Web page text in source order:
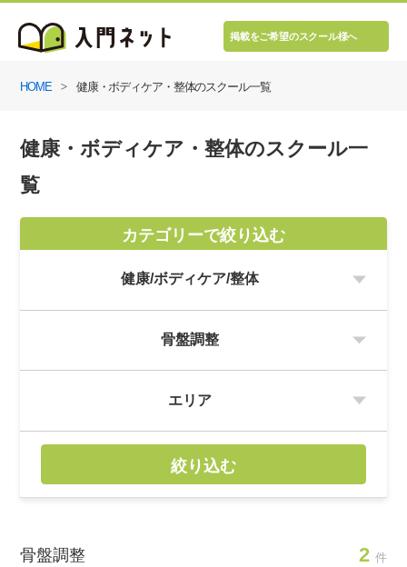
掲載をご希望のスクール様へ
HOME 健康・ボディケア・整体のスクール一覧
健康・ボディケア・整体のスクール一
覧
カテゴリーで絞り込む
絞り込む
骨盤調整 2 件